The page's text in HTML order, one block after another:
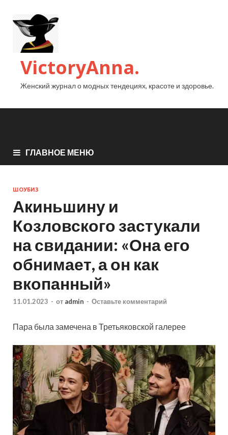
VictoryAnna.
Женский журнал о модных тендециях, красоте и здоровье.
ГЛАВНОЕ МЕНЮ
ШОУБИЗ
Акиньшину и
Козловского застукали
на свидании: «Она его
обнимает, а он как
вкопанный»
11.01.2023 - от admin - Оставьте комментарий
Пара была замечена в Третьяковской галерее